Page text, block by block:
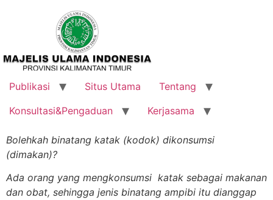
Publikasi Situs Utama
Tentang
Konsultasi&Pengaduan
Kerjasama
Bolehkah binatang katak (kodok) dikonsumsi
(dimakan)?
Ada orang yang mengkonsumsi katak sebagai makanan
dan obat, sehingga jenis binatang ampibi itu dianggap